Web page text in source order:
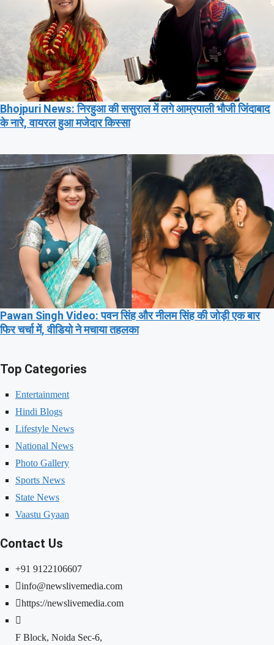
Bhojpuri News: निरहुआ की ससुराल में लगे आम्रपाली भौजी जिंदाबाद
के नारे, वायरल हुआ मजेदार किस्सा
Pawan Singh Video: पवन सिंह और नीलम सिंह की जोड़ी एक बार
फिर चर्चा में, वीडियो ने मचाया तहलका
Top Categories
Entertainment
Hindi Blogs
Lifestyle News
National News
Photo Gallery
Sports News
State News
Vaastu Gyaan
Contact Us
+91 9122106607
info@newslivemedia.com
https://newslivemedia.com
F Block, Noida Sec-6,